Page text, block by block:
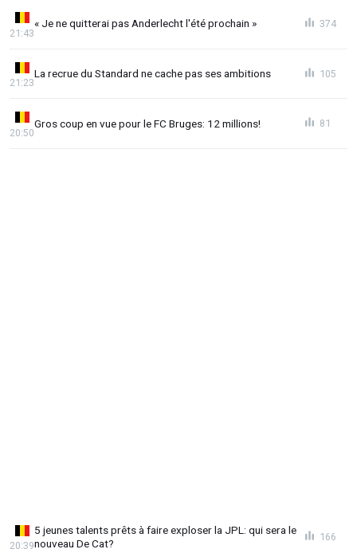
« Je ne quitterai pas Anderlecht l'été prochain »
21:43
374
La recrue du Standard ne cache pas ses ambitions
21:23
105
Gros coup en vue pour le FC Bruges: 12 millions!
20:50
81
5 jeunes talents prêts à faire exploser la JPL: qui sera le
nouveau De Cat?
20:39
166